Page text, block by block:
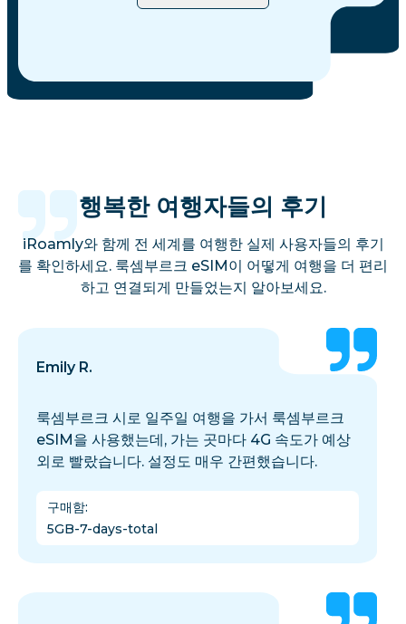
행복한 여행자들의 후기
iRoamly와 함께 전 세계를 여행한 실제 사용자들의 후기
를 확인하세요. 룩셈부르크 eSIM이 어떻게 여행을 더 편리
하고 연결되게 만들었는지 알아보세요.
Emily R.
룩셈부르크 시로 일주일 여행을 가서 룩셈부르크
eSIM을 사용했는데, 가는 곳마다 4G 속도가 예상
외로 빨랐습니다. 설정도 매우 간편했습니다.
구매함:
5GB-7-days-total